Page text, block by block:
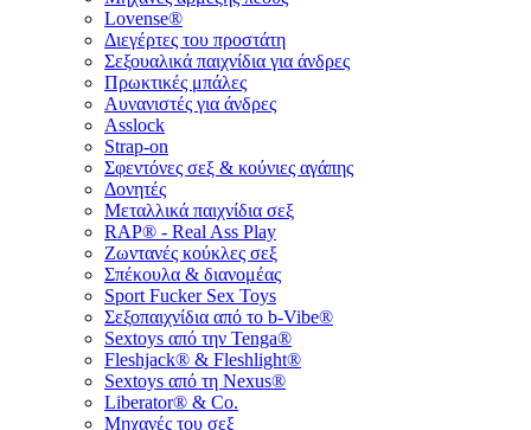
Lovense®
Διεγέρτες του προστάτη
Σεξουαλικά παιχνίδια για άνδρες
Πρωκτικές μπάλες
Αυνανιστές για άνδρες
Asslock
Strap-on
Σφεντόνες σεξ & κούνιες αγάπης
Δονητές
Μεταλλικά παιχνίδια σεξ
RAP® - Real Ass Play
Ζωντανές κούκλες σεξ
Σπέκουλα & διανομέας
Sport Fucker Sex Toys
Σεξοπαιχνίδια από το b-Vibe®
Sextoys από την Tenga®
Fleshjack® & Fleshlight®
Sextoys από τη Nexus®
Liberator® & Co.
Μηχανές του σεξ